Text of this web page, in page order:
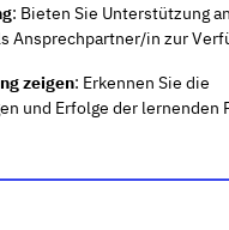
: Bieten Sie Unterstützung
Ansprechpartner/in zur
zeigen: Erkennen Sie die
und Erfolge der lernenden